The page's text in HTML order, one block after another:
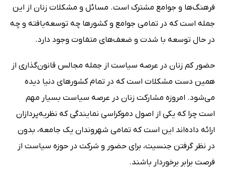
فرهنگ‌ها و جوامع مشترک است. مسائل و مشکلات زنان از این
جمله است که در تمامی جوامع و کشورها چه توسعه‌یافته و چه
در حال توسعه با شدت و ضعف‌های متفاوت وجود دارد.
حضور کم زنان در عرصه سیاست از جمله مجالس قانون‌گذاری از
همین دست مشکلات است که در تمام کشورهای دنیا دیده
می‌شود. امروزه مشارکت زنان در عرصه سیاست بسیار مهم
است چرا که یکی از اصول دموکراسی نمایندگی که نظریه‌پردازان
ارائه داده‌اند این است که تمامی شهروندان یک جامعه، بدون
در نظر گرفتن جنسیت، برای حضور و شرکت در حوزه سیاست از
فرصت برابر برخوردار باشند.